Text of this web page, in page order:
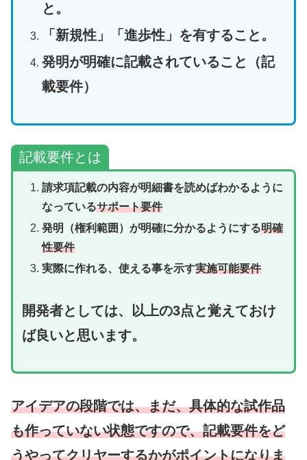
と。
「新規性」「進歩性」を有すること。
発明が明確に記載されていること（記
載要件）
記載要件とは
請求項記載の内容が明細書を読めばわかるように
なっているサポート要件
発明（権利範囲）が明確に分かるようにする明確
性要件
実際に作れる、使える事を示す実施可能要件
開発者としては、以上の3点と覚えておけ
ば良いと思います。
アイデアの段階では、まだ、具体的な試作品
も作っていない状態ですので、記載要件をど
うやってクリヤーするかがポイントになりま